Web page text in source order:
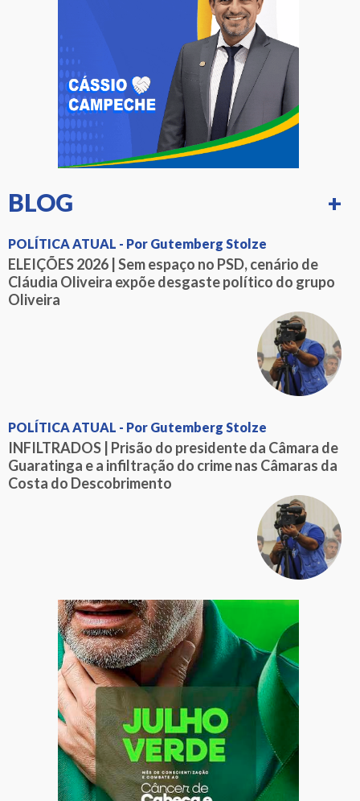
BLOG +
POLÍTICA ATUAL - Por Gutemberg Stolze
ELEIÇÕES 2026 | Sem espaço no PSD, cenário de
Cláudia Oliveira expõe desgaste político do grupo
Oliveira
POLÍTICA ATUAL - Por Gutemberg Stolze
INFILTRADOS | Prisão do presidente da Câmara de
Guaratinga e a infiltração do crime nas Câmaras da
Costa do Descobrimento